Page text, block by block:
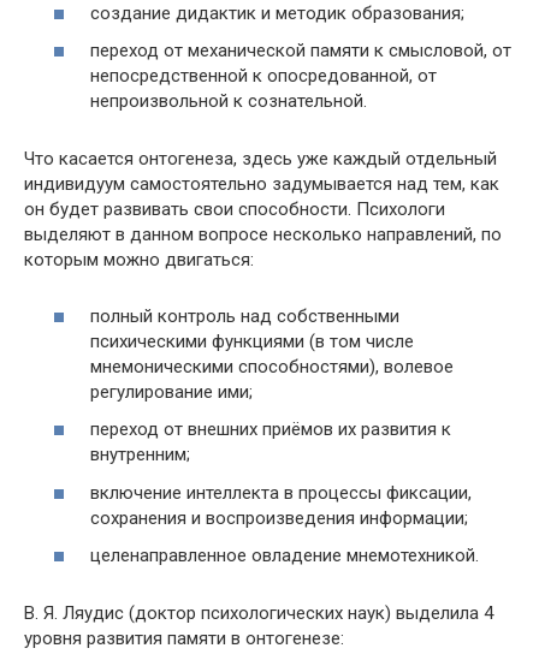
создание дидактик и методик образования;
переход от механической памяти к смысловой, от
непосредственной к опосредованной, от
непроизвольной к сознательной.
Что касается онтогенеза, здесь уже каждый отдельный
индивидуум самостоятельно задумывается над тем, как
он будет развивать свои способности. Психологи
выделяют в данном вопросе несколько направлений, по
которым можно двигаться:
полный контроль над собственными
психическими функциями (в том числе
мнемоническими способностями), волевое
регулирование ими;
переход от внешних приёмов их развития к
внутренним;
включение интеллекта в процессы фиксации,
сохранения и воспроизведения информации;
целенаправленное овладение мнемотехникой.
В. Я. Ляудис (доктор психологических наук) выделила 4
уровня развития памяти в онтогенезе: